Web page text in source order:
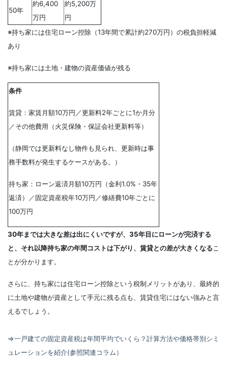
50年
約6,400
万円
約5,200万
円
※持ち家には住宅ローン控除（13年間で累計約270万円）の税負担軽減
あり
※持ち家には土地・建物の資産価値が残る
条件
賃貸：家賃月額10万円／更新料2年ごとに1か月分
／その他費用（火災保険・保証会社更新料等）
（静岡では更新料なし物件も見られ、更新時は事
務手数料が発生するケースがある。）
持ち家：ローン返済月額10万円（金利1.0%・35年
返済）／固定資産税年10万円／修繕費10年ごとに
100万円
30年までは大きな差は出にくいですが、35年目にローンが完済する
と、それ以降持ち家の年間コストは下がり、賃貸との差が大きくなる こ
とが分かります。
さらに、持ち家には住宅ローン控除という税制メリットがあり、最終的
に土地や建物が資産として手元に残る点も、賃貸住宅にはない強みと言
えるでしょう。
⇒一戸建ての固定資産税は年間平均でいくら？計算方法や価格帯別シミ
ュレーションを紹介(参照関連コラム）